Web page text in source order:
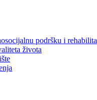
podršku i
života